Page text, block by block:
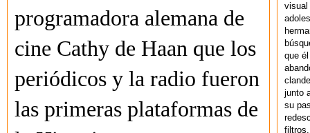
programadora alemana de
cine Cathy de Haan que los
periódicos y la radio fueron
las primeras plataformas de
visual
que
junto
su
filtros,